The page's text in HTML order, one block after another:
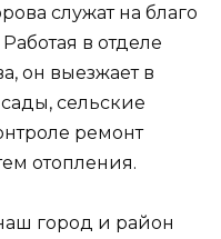
служат на благо
в отделе
он выезжает в
сельские
ремонт
отопления.
город и район